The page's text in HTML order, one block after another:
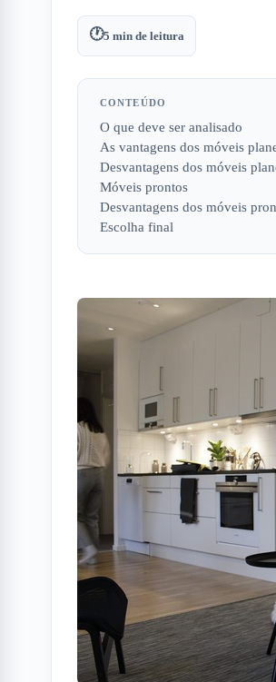
🕐5 min de leitura
CONTEÚDO
O que deve ser analisado
As vantagens dos móveis
Desvantagens dos móveis
Móveis prontos
Desvantagens dos móveis
Escolha final